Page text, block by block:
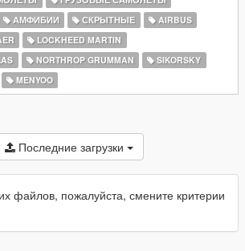
АМФИБИИ СКРЫТНЫЕ
AIRBUS
LOCKHEED MARTIN
NORTHROP GRUMMAN
SIKORSKY
MENYOO
Последние загрузки
файлов, пожалуйста, смените критерии